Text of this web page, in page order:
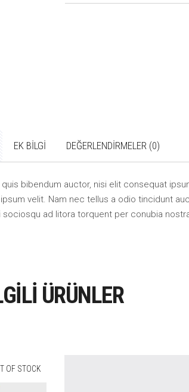
EK BILGI DEĞERLENDIRMELER (0)
bibendum auctor, nisi elit consequat
velit. Nam nec tellus a odio tincidunt
ad litora torquent per conubia
ÜRÜNLER
OF STOCK